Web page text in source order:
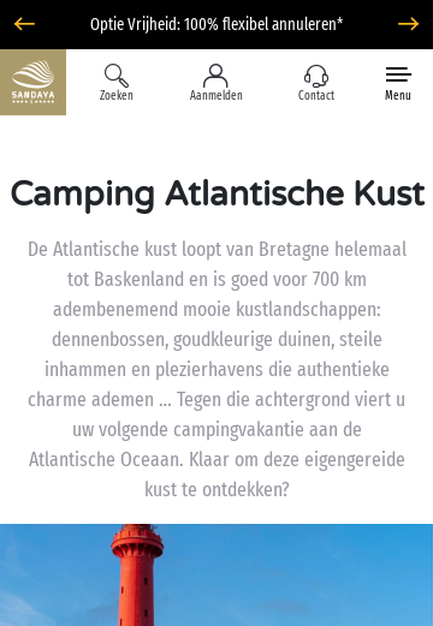
Optie Vrijheid: 100% flexibel annuleren*
Zoeken Aanmelden Contact Menu
Camping Atlantische Kust
De Atlantische kust loopt van Bretagne helemaal
tot Baskenland en is goed voor 700 km
adembenemend mooie kustlandschappen:
dennenbossen, goudkleurige duinen, steile
inhammen en plezierhavens die authentieke
charme ademen … Tegen die achtergrond viert u
uw volgende campingvakantie aan de
Atlantische Oceaan. Klaar om deze eigengereide
kust te ontdekken?